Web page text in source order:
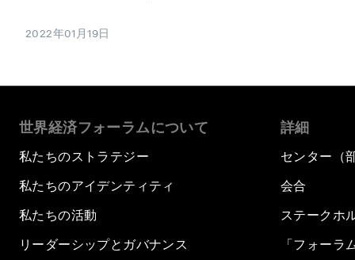
2022年01月19日
世界経済フォーラムについて
私たちのストラテジー
私たちのアイデンティティ
私たちの活動
リーダーシップとガバナンス
詳細
センター（
会合
ステークホ
「フォーラ